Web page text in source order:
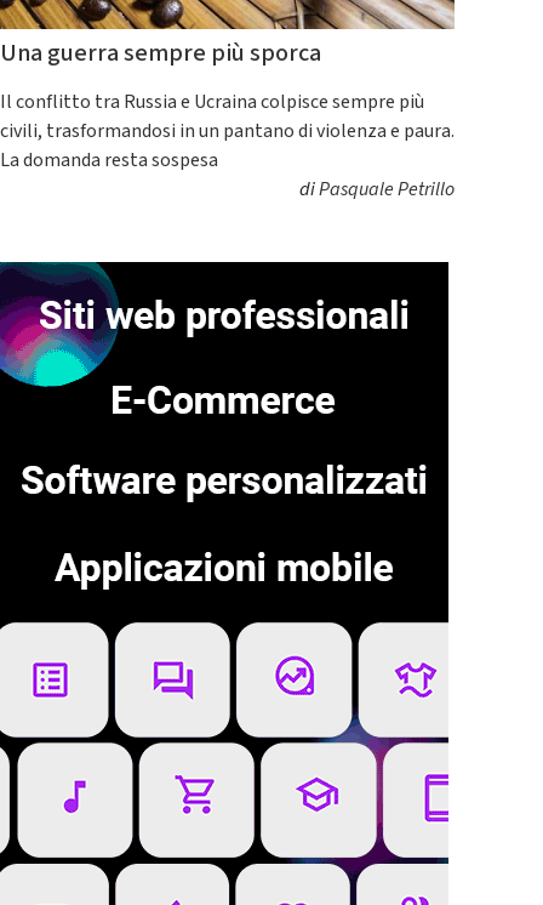
Una guerra sempre più sporca
Il conflitto tra Russia e Ucraina colpisce sempre più
civili, trasformandosi in un pantano di violenza e paura.
La domanda resta sospesa
diPasquale Petrillo